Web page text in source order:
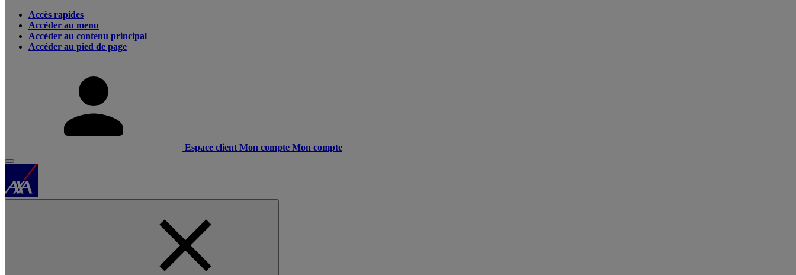
Accès rapides
Accéder au menu
Accéder au contenu principal
Accéder au pied de page
Espace client Mon compte Mon compte